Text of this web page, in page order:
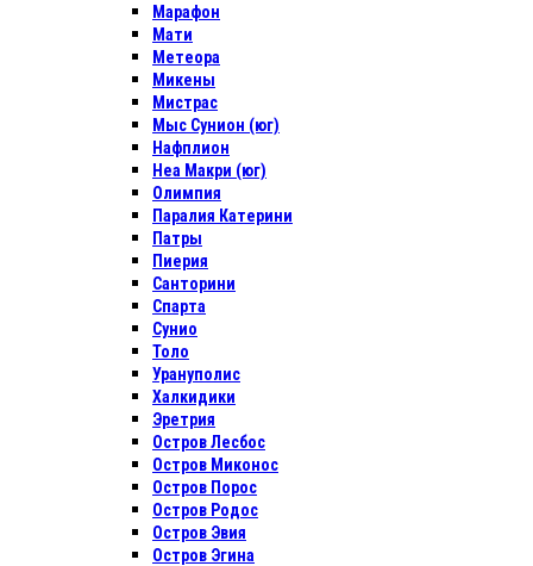
Марафон
Мати
Метеора
Микены
Мистрас
Мыс Сунион (юг)
Нафплион
Неа Макри (юг)
Олимпия
Паралия Катерини
Патры
Пиерия
Санторини
Спарта
Сунио
Толо
Урануполис
Халкидики
Эретрия
Остров Лесбос
Остров Миконос
Остров Порос
Остров Родос
Остров Эвия
Остров Эгина